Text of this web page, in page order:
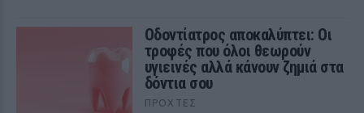
Οδοντίατρος αποκαλύπτει: Οι
τροφές που όλοι θεωρούν
υγιεινές αλλά κάνουν ζημιά στα
δόντια σου
ΠΡΟΧΤΈΣ